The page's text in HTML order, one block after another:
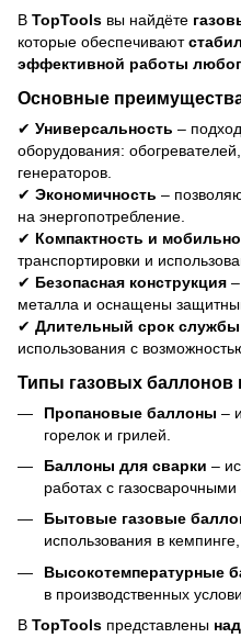
В TopTools вы найдёте
которые обеспечивают
эффективной работы
Основные
✔ Универсальность –
оборудования: обогревателей,
генераторов.
✔ Экономичность –
на энергопотребление.
✔ Компактность и
транспортировки и
✔ Безопасная конструкция
металла и оснащены
✔ Длительный срок службы
использования с
Типы газовых баллонов
Пропановые баллоны –
горелок и грилей.
Баллоны для сварки –
работах с газосварочными
Бытовые газовые
использования в
Высокотемпературные
в производственных
В TopTools представлены